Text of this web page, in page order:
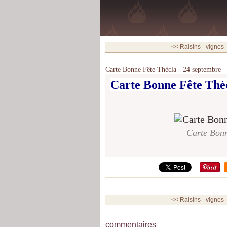
<< Raisins - vignes
Carte Bonne Fête Thècla - 24 septembre
Carte Bonne Fête
Carte
<< Raisins - vignes
commentaires